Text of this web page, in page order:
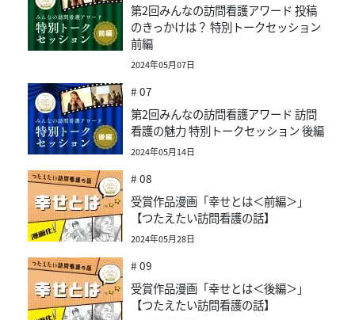
第2回みんなの訪問看護アワード 投稿
のきっかけは？ 特別トークセッション
前編
2024年05月07日
# 07
第2回みんなの訪問看護アワード 訪問
看護の魅力 特別トークセッション 後編
2024年05月14日
# 08
受賞作品漫画「幸せとは＜前編＞」
【つたえたい訪問看護の話】
2024年05月28日
# 09
受賞作品漫画「幸せとは＜後編＞」
【つたえたい訪問看護の話】